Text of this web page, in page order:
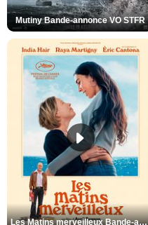
Mutiny Bande-annonce VO STFR
Les Matins merveilleux Bande-annonce VF